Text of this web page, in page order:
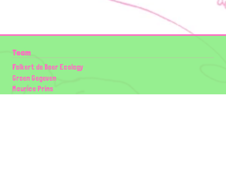
Team
Folkert de Boer Ecology
Groen Gegeven
Maurice Prins